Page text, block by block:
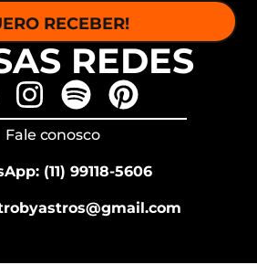
RECEBER!
REDES
Fale conosco
(11) 99118-5606